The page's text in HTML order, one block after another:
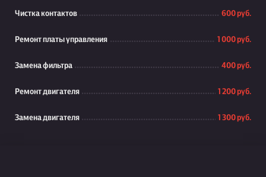
Чистка контактов 600 руб.
Ремонт платы управления 1 000 руб.
Замена фильтра 400 руб.
Ремонт двигателя 1 200 руб.
Замена двигателя 1 300 руб.